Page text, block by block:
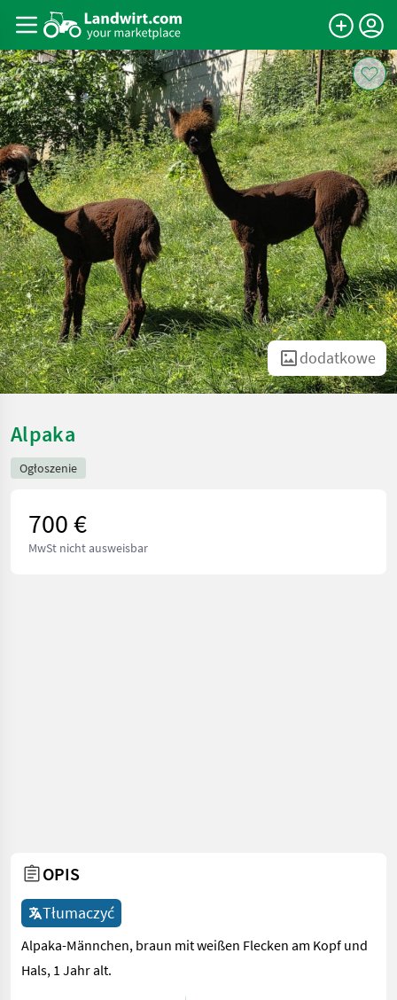
dodatkowe
Alpaka
Ogłoszenie
700 €
MwSt nicht ausweisbar
OPIS
Tłumaczyć
Alpaka-Männchen, braun mit weißen Flecken am Kopf und
Hals, 1 Jahr alt.